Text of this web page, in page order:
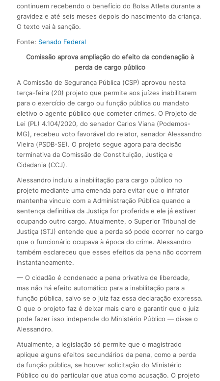
continuem recebendo o benefício do Bolsa Atleta durante a
gravidez e até seis meses depois do nascimento da criança.
O texto vai à sanção.
Fonte: Senado Federal
Comissão aprova ampliação do efeito da condenação à
perda de cargo público
A Comissão de Segurança Pública (CSP) aprovou nesta
terça-feira (20) projeto que permite aos juízes inabilitarem
para o exercício de cargo ou função pública ou mandato
eletivo o agente público que cometer crimes. O Projeto de
Lei (PL) 4.104/2020, do senador Carlos Viana (Podemos-
MG), recebeu voto favorável do relator, senador Alessandro
Vieira (PSDB-SE). O projeto segue agora para decisão
terminativa da Comissão de Constituição, Justiça e
Cidadania (CCJ).
Alessandro incluiu a inabilitação para cargo público no
projeto mediante uma emenda para evitar que o infrator
mantenha vínculo com a Administração Pública quando a
sentença definitiva da Justiça for proferida e ele já estiver
ocupando outro cargo. Atualmente, o Superior Tribunal de
Justiça (STJ) entende que a perda só pode ocorrer no cargo
que o funcionário ocupava à época do crime. Alessandro
também esclareceu que esses efeitos da pena não ocorrem
instantaneamente.
— O cidadão é condenado a pena privativa de liberdade,
mas não há efeito automático para a inabilitação para a
função pública, salvo se o juiz faz essa declaração expressa.
O que o projeto faz é deixar mais claro e garantir que o juiz
pode fazer isso independe do Ministério Público — disse o
Alessandro.
Atualmente, a legislação só permite que o magistrado
aplique alguns efeitos secundários da pena, como a perda
da função pública, se houver solicitação do Ministério
Público ou do particular que atua como acusação. O projeto